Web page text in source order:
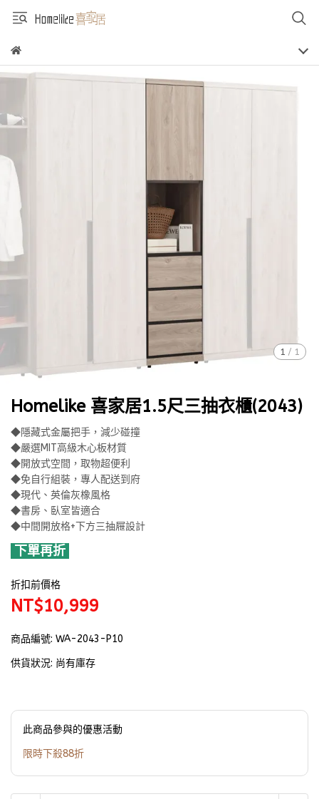
1 / 1
Homelike 喜家居1.5尺三抽衣櫃(2043)
◆隱藏式金屬把手，減少碰撞
◆嚴選MIT高級木心板材質
◆開放式空間，取物超便利
◆免自行組裝，專人配送到府
◆現代、英倫灰橡風格
◆書房、臥室皆適合
◆中間開放格+下方三抽屜設計
下單再折
折扣前價格
NT$10,999
商品編號: WA-2043-P10
供貨狀況: 尚有庫存
此商品參與的優惠活動
限時下殺88折